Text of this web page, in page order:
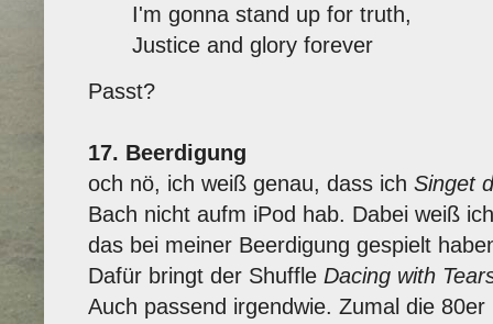
I'm gonna stand up for truth,
Justice and glory forever
Passt?
17. Beerdigung
och nö, ich weiß genau, dass ich Singet
Bach nicht aufm iPod hab. Dabei weiß
das bei meiner Beerdigung gespielt
Dafür bringt der Shuffle Dacing with
Auch passend irgendwie. Zumal die